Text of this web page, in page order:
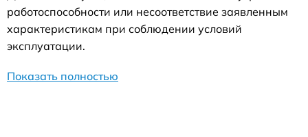
работоспособности или несоответствие заявленным
характеристикам при соблюдении условий
эксплуатации.
Показать полностью